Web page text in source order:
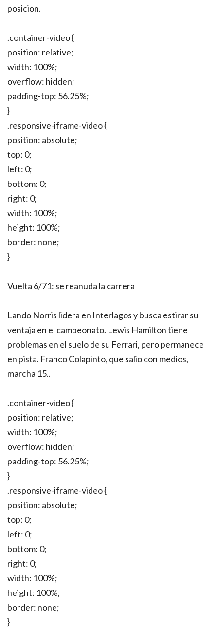
posicion.
.container-video {
position: relative;
width: 100%;
overflow: hidden;
padding-top: 56.25%;
}
.responsive-iframe-video {
position: absolute;
top: 0;
left: 0;
bottom: 0;
right: 0;
width: 100%;
height: 100%;
border: none;
}
Vuelta 6/71: se reanuda la carrera
Lando Norris lidera en Interlagos y busca estirar su
ventaja en el campeonato. Lewis Hamilton tiene
problemas en el suelo de su Ferrari, pero permanece
en pista. Franco Colapinto, que salio con medios,
marcha 15..
.container-video {
position: relative;
width: 100%;
overflow: hidden;
padding-top: 56.25%;
}
.responsive-iframe-video {
position: absolute;
top: 0;
left: 0;
bottom: 0;
right: 0;
width: 100%;
height: 100%;
border: none;
}